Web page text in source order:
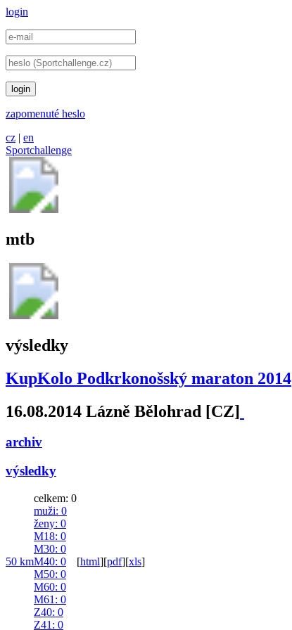
login
login
zapomenuté heslo
cz | en
Sportchallenge
mtb
výsledky
KupKolo Podkrkonošský maraton 2014
16.08.2014 Lázně Bělohrad [CZ]
archiv
výsledky
50 km
celkem: 0
muži: 0
ženy: 0
M18: 0
M30: 0
M40: 0
M50: 0
M60: 0
M61 : 0
Z40: 0
Z41 : 0
[html][pdf][xls]